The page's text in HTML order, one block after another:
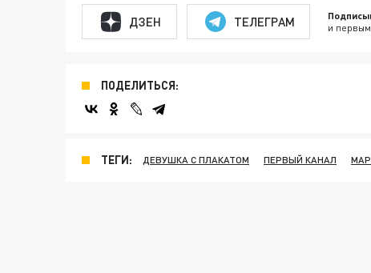
ДЗЕН ТЕЛЕГРАМ и
ПОДЕЛИТЬСЯ:
ТЕГИ: ДЕВУШКА С ПЛАКАТОМ ПЕРВЫЙ КАНАЛ